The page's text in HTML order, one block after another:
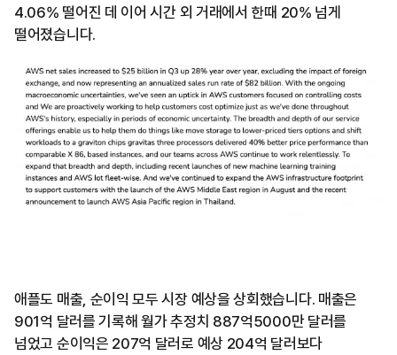
4.06% 떨어진 데 이어 시간 외 거래에서 한때 20% 넘게
떨어졌습니다.
애플도 매출, 순이익 모두 시장 예상을 상회했습니다. 매출은
901억 달러를 기록해 월가 추정치 887억5000만 달러를
넘었고 순이익은 207억 달러로 예상 204억 달러보다